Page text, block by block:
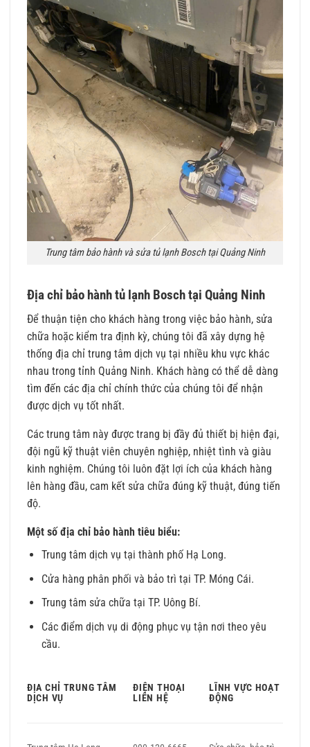
Trung tâm bảo hành và sửa tủ lạnh Bosch tại Quảng Ninh
Địa chỉ bảo hành tủ lạnh Bosch tại Quảng Ninh
Để thuận tiện cho khách hàng trong việc bảo hành, sửa
chữa hoặc kiểm tra định kỳ, chúng tôi đã xây dựng hệ
thống địa chỉ trung tâm dịch vụ tại nhiều khu vực khác
nhau trong tỉnh Quảng Ninh. Khách hàng có thể dễ dàng
tìm đến các địa chỉ chính thức của chúng tôi để nhận
được dịch vụ tốt nhất.
Các trung tâm này được trang bị đầy đủ thiết bị hiện đại,
đội ngũ kỹ thuật viên chuyên nghiệp, nhiệt tình và giàu
kinh nghiệm. Chúng tôi luôn đặt lợi ích của khách hàng
lên hàng đầu, cam kết sửa chữa đúng kỹ thuật, đúng tiến
độ.
Một số địa chỉ bảo hành tiêu biểu:
Trung tâm dịch vụ tại thành phố Hạ Long.
Cửa hàng phân phối và bảo trì tại TP. Móng Cái.
Trung tâm sửa chữa tại TP. Uông Bí.
Các điểm dịch vụ di động phục vụ tận nơi theo yêu
cầu.
ĐỊA CHỈ TRUNG TÂM
DỊCH VỤ
ĐIỆN THOẠI
LIÊN HỆ
LĨNH VỰC HOẠT
ĐỘNG